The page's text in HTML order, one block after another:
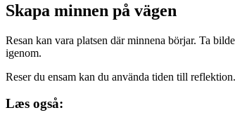
Skapa minnen på vägen
Resan kan vara platsen där minnena börjar. Ta
igenom.
Reser du ensam kan du använda tiden till
Læs også: